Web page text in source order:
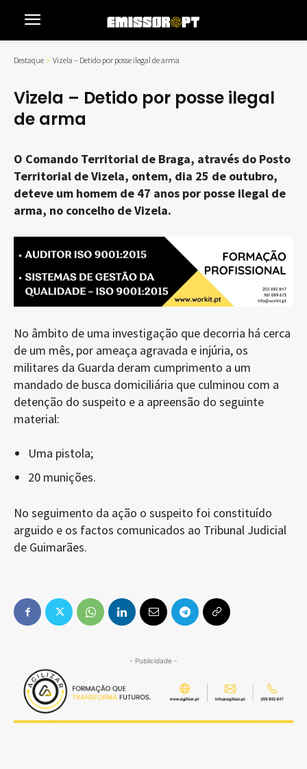
Destaque Vizela – Detido por posse ilegal de arma
Vizela – Detido por posse ilegal
de arma
O Comando Territorial de Braga, através do Posto
Territorial de Vizela, ontem, dia 25 de outubro,
deteve um homem de 47 anos por posse ilegal de
arma, no concelho de Vizela.
No âmbito de uma investigação que decorria há cerca
de um mês, por ameaça agravada e injúria, os
militares da Guarda deram cumprimento a um
mandado de busca domiciliária que culminou com a
detenção do suspeito e a apreensão do seguinte
material:
Uma pistola;
20 munições.
No seguimento da ação o suspeito foi constituído
arguido e os factos comunicados ao Tribunal Judicial
de Guimarães.
- Publicidade -